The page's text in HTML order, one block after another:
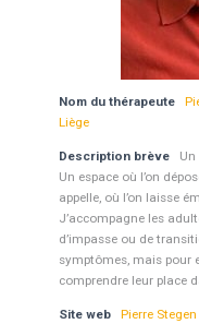
Nom du thérapeute
Liège
Description brève
Un espace où l’on
appelle, où l’on laisse
J’accompagne les
d’impasse ou de
symptômes, mais pour
comprendre leur place
Site web Pierre Stegen